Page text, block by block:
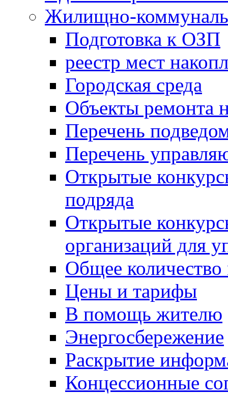
Жилищно-
Подготовка к ОЗП
реестр мест
Городская среда
Объекты ремонта
Перечень
Перечень
Открытые
подряда
Открытые
организаций для
Общее
Цены и тарифы
В помощь жителю
Энергосбережение
Раскрытие
Концессионные